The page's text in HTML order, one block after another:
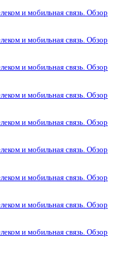
и мобильная связь. Обзор
и мобильная связь. Обзор
и мобильная связь. Обзор
и мобильная связь. Обзор
и мобильная связь. Обзор
и мобильная связь. Обзор
и мобильная связь. Обзор
и мобильная связь. Обзор
и мобильная связь. Обзор